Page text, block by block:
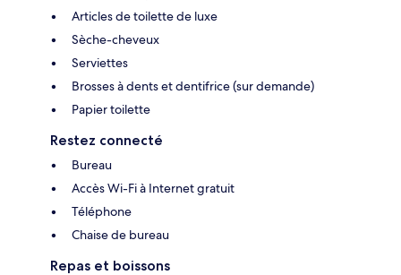
Articles de toilette de luxe
Sèche-cheveux
Serviettes
Brosses à dents et dentifrice (sur demande)
Papier toilette
Restez connecté
Bureau
Accès Wi-Fi à Internet gratuit
Téléphone
Chaise de bureau
Repas et boissons